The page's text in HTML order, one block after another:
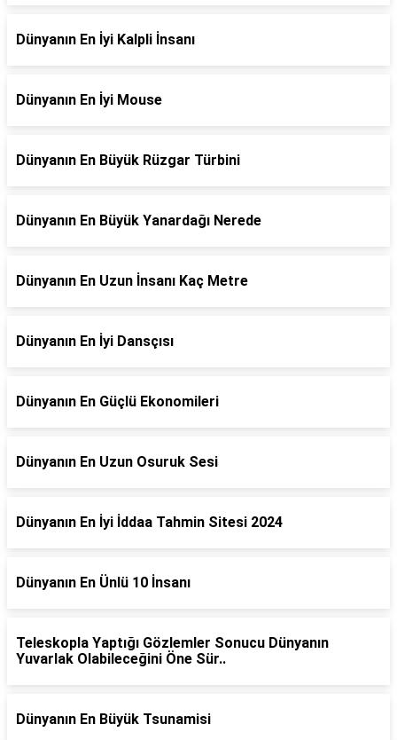
Dünyanın En İyi Kalpli İnsanı
Dünyanın En İyi Mouse
Dünyanın En Büyük Rüzgar Türbini
Dünyanın En Büyük Yanardağı Nerede
Dünyanın En Uzun İnsanı Kaç Metre
Dünyanın En İyi Dansçısı
Dünyanın En Güçlü Ekonomileri
Dünyanın En Uzun Osuruk Sesi
Dünyanın En İyi İddaa Tahmin Sitesi 2024
Dünyanın En Ünlü 10 İnsanı
Teleskopla Yaptığı Gözlemler Sonucu Dünyanın
Yuvarlak Olabileceğini Öne Sür..
Dünyanın En Büyük Tsunamisi